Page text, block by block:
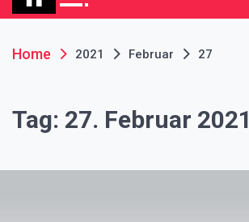
Home 2021 Februar 27
Tag: 27. Februar 2021